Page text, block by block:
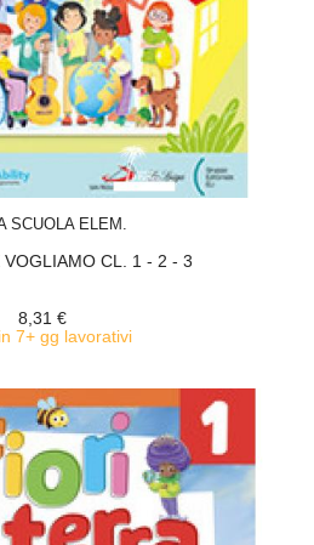
SCUOLA ELEM.
VOGLIAMO CL. 1 - 2 - 3
8,31 €
7+ gg lavorativi